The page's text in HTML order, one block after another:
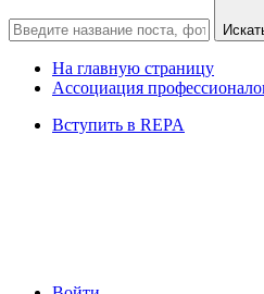
На главную страницу
Ассоциация
Вступить в REPA